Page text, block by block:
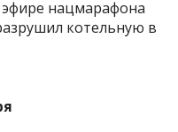
нацмарафона
котельную в